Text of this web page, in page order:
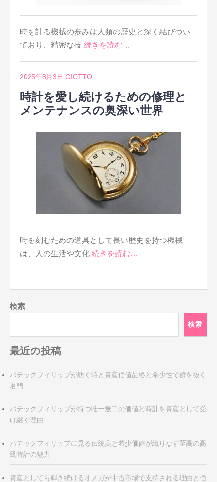
時を計る機械の歩みは人類の歴史と深く結びつい
ており、精密な技 続きを読む…
2025年8月3日 GIOTTO
時計を愛し続けるための修理と
メンテナンスの奥深い世界
時を刻むための道具として長い歴史を持つ機械
は、人の生活や文化 続きを読む…
検索
検索
最近の投稿
パテックフィリップが紡ぐ時と資産価値品格と希少性で群を抜く
名門
パテックフィリップが持つ唯一無二の価値と時計を資産として受
け継ぐ理由
パテックフィリップに見る伝統美と希少価値が織りなす至高の高
級時計の魅力
資産としても輝き続けるオメガが中古市場で支持される理由と価